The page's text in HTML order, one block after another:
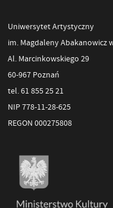
Uniwersytet Artystyczny
im. Magdaleny Abakanowicz
Al. Marcinkowskiego 29
60-967 Poznań
tel. 61 855 25 21
NIP 778-11-28-625
REGON 000275808